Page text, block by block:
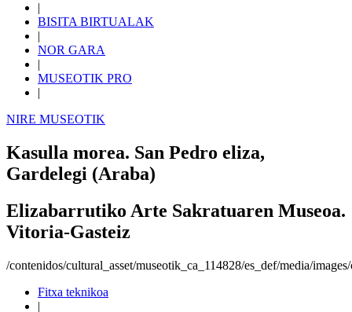
|
BISITA BIRTUALAK
|
NOR GARA
|
MUSEOTIK PRO
|
NIRE MUSEOTIK
Kasulla morea. San Pedro eliza,
Gardelegi (Araba)
Elizabarrutiko Arte Sakratuaren Museoa.
Vitoria-Gasteiz
/contenidos/cultural_asset/museotik_ca_114828/es_def/media/
Fitxa teknikoa
|